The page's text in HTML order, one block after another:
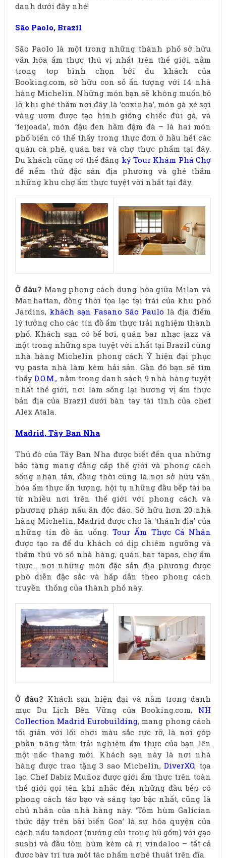
danh dưới đây nhé!
São Paolo, Brazil
São Paolo là một trong những thành phố sở hữu
văn hóa ẩm thực thú vị nhất trên thế giới, nằm
trong top bình chọn bởi du khách của
Booking.com, sở hữu con số ấn tượng với 14 nhà
hàng Michelin. Những món bạn sẽ không muốn bỏ
lỡ khi ghé thăm nơi đây là ‘coxinha’, món gà xé sợi
vàng ươm được tạo hình giống chiếc đùi gà, và
‘feijoada’, món đậu đen hầm đậm đà – là hai món
phổ biến có thể thấy trong thực đơn ở hầu hết các
quán cà phê, quán bar và chợ thực phẩm tại đây.
Du khách cũng có thể đăng ký Tour Khám Phá Chợ
để nếm thử đặc sản địa phương và ghé thăm
những khu chợ ẩm thực tuyệt vời nhất tại đây.
Ởđâu? Mang phong cách dung hòa giữa Milan và
Manhattan, đồng thời tọa lạc tại trái của khu phố
Jardins, khách sạn Fasano São Paulo là địa điểm
lý tưởng cho các tín đồ ẩm thực trải nghiệm thành
phố. Khách sạn có bể bơi, quán bar nhạc jazz và
một trong những spa tuyệt vời nhất tại Brazil cùng
nhà hàng Michelin phong cách Ý hiện đại phục
vụ pasta nhà làm kèm hải sản. Gần đó bạn sẽ tìm
thấy D.O.M., nằm trong danh sách 9 nhà hàng tuyệt
nhất thế giới, nơi làm sống lại hương vị ẩm thực
bản địa của Brazil dưới bàn tay tài tình của chef
Alex Atala.
Madrid, Tây Ban Nha
Thủ đô của Tây Ban Nha được biết đến qua những
bảo tàng mang đẳng cấp thế giới và phong cách
sống nhàn tản, đồng thời cũng là nơi sở hữu văn
hóa ẩm thực ấn tượng, hội tụ những đầu bếp tài ba
từ nhiều nơi trên thế giới với phong cách và
phương pháp nấu ăn độc đáo. Sở hữu hơn 20 nhà
hàng Michelin, Madrid được cho là ‘thánh địa’ của
những tín đồ ăn uống.Tour Ẩm Thực Cá Nhân
được tạo ra để du khách có dịp chiêm ngưỡng và
thăm thú vô số nhà hàng, quán bar tapas, chợ ẩm
thực… nơi những món đặc sản địa phương được
phô diễn đặc sắc và hấp dẫn theo phong cách
truyền thống của thành phố này.
Ởđâu? Khách sạn hiện đại và nằm trong danh
mục Du Lịch Bền Vững của Booking.com, NH
Collection Madrid Eurobuilding, mang phong cách
tối giản với lối chơi màu sắc rực rỡ, là nơi góp
phần nâng tầm trải nghiệm ẩm thực của bạn lên
một nấc thang mới. Khách sạn này là nơi nhà
hàng được trao tặng 3 sao Michelin,DiverXO, tọa
lạc. Chef Dabiz Muñoz được giới ẩm thực trên toàn
thế giới gọi tên khi nhắc đến những đầu bếp có
phong cách táo bạo và sáng tạo bậc nhất, cũng là
chủ nhân của nhà hàng này. ‘Tôm hùm Galician
thức dậy trên bãi biển Goa’ là sự hòa quyện của
cách nấu tandoor (nướng củi trong hũ gốm) với gạo
sushi và đầu tôm hùm kèm cà ri vindaloo – tất cả
được bày trí tựa một tác phẩm nghệ thuật trên đĩa.